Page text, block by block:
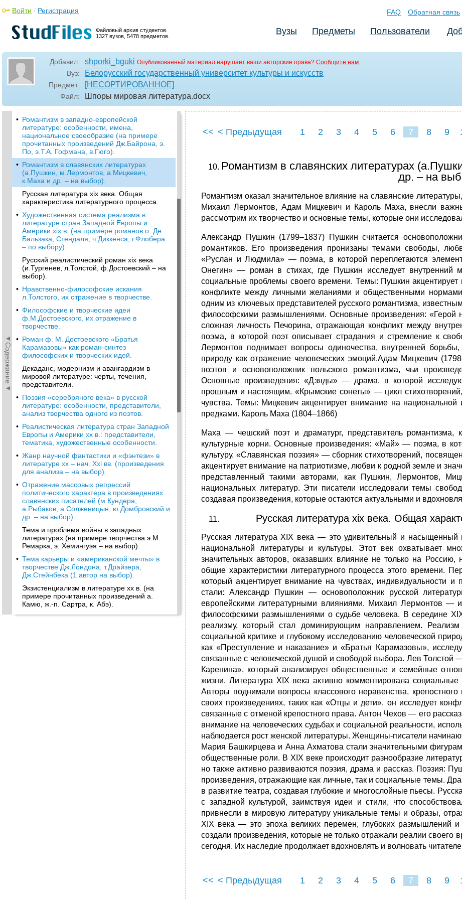
Файловый архив студентов.
1327 вузов, 5478 предметов.
Войти / Регистрация FAQ Обратная связь
Вузы Предметы Пользователи
Добавил: shporki_bguki Опубликованный материал нарушает ваши авторские права? Сообщите нам.
Вуз: Белорусский государственный университет культуры и искусств
Предмет: [НЕСОРТИРОВАННОЕ]
Файл: Шпоры мировая литература.docx
◄Содержание◄
представители, произведения (на примере
• Трагедии и комедии у. Шекспира. Анализ
пьесы «Гамлет».
• Классицизм как художественная система (на
примере произведений Расина, Мольера –
на выбор)
Эпоха Просвещения в западноевропейских
литературах: основные литературные
направления, имена, проблематика (на
примере прочитанного).
• Романтизм в западно-европейской
литературе: особенности, имена,
национальное своеобразие (на примере
прочитанных произведений Дж.Байрона, э.
По, э.Т.А. Гофмана, в.Гюго).
• Романтизм в славянских литературах
(а.Пушкин, м.Лермонтов, а.Мицкевич,
к.Маха и др. – на выбор).
Русская литература хіх века. Общая
характеристика литературного процесса.
• Художественная система реализма в
литературе стран Западной Европы и
Америки хіх в. (на примере романов о. Де
Бальзака, Стендаля, ч.Диккенса, г.Флобера
– по выбору).
Русский реалистический роман хіх века
(и.Тургенев, л.Толстой, ф.Достоевский – на
выбор).
• Нравственно-философские искания
л.Толстого, их отражение в творчестве.
• Философские и творческие идеи
ф.М.Достоевского, их отражение в
творчестве.
• Роман ф. М. Достоевского «Братья
Карамазовы» как роман-синтез
философских и творческих идей.
Декаданс, модернизм и авангардизм в
мировой литературе: черты, течения,
представители.
• Поэзия «серебряного века» в русской
литературе: особенности, представители,
анализ творчества одного из поэтов.
• Реалистическая литература стран Западной
Европы и Америки хх в.: представители,
тематика, художественные особенности.
• Жанр научной фантастики и «фэнтези» в
литературе хх – нач. Ххі вв. (произведения
для анализа – на выбор).
• Отражение массовых репрессий
политического характера в произведениях
славянских писателей (м.Кундера,
а.Рыбаков, а.Солженицын, ю.Домбровский и
др. – на выбор).
Тема и проблема войны в западных
литературах (на примере творчества э.М.
Ремарка, э. Хемингуэя – на выбор).
• Тема карьеры и «американской мечты» в
творчестве Дж.Лондона, т.Драйзера,
Дж.Стейнбека (1 автор на выбор).
Экзистенциализм в литературе хх в. (на
примере прочитанных произведений а.
Камю, ж.-п. Сартра, к. Абэ).
• Жанр романа-антиутопии в мировой
<< < Предыдущая 1 2 3 4 5 6 7 8 9
Романтизм в славянских литературах
др. – на
Романтизм оказал значительное влияние на славянские
Михаил Лермонтов, Адам Мицкевич и Кароль Маха, внесли
рассмотрим их творчество и основные темы, которые они
Александр Пушкин (1799–1837) Пушкин считается
романтиков. Его произведения пронизаны темами свободы,
«Руслан и Людмила» — поэма, в которой переплетаются
Онегин» — роман в стихах, где Пушкин исследует внутренний
социальные проблемы своего времени. Темы: Пушкин
конфликте между личными желаниями и общественными
одним из ключевых представителей русского романтизма,
философскими размышлениями. Основные произведения: «Герой
сложная личность Печорина, отражающая конфликт между
поэма, в которой поэт описывает страдания и стремление к
Лермонтов поднимает вопросы одиночества, внутренней
природу как отражение человеческих эмоций.Адам Мицкевич
поэтов и основоположник польского романтизма, чьи
Основные произведения: «Дзяды» — драма, в которой
прошлым и настоящим. «Крымские сонеты» — цикл
чувства. Темы: Мицкевич акцентирует внимание на
предками. Кароль Маха (1804–1866)
Маха — чешский поэт и драматург, представитель
культурные корни. Основные произведения: «Май» — поэма, в
культуру. «Славянская поэзия» — сборник стихотворений,
акцентирует внимание на патриотизме, любви к родной земле и
представленный такими авторами, как Пушкин, Лермонтов,
национальных литератур. Эти писатели исследовали темы
создавая произведения, которые остаются актуальными и
Русская литература хіх века. Общая
Русская литература XIX века — это удивительный и
национальной литературы и культуры. Этот век охватывает
значительных авторов, оказавших влияние не только на
общие характеристики литературного процесса этого времени.
который акцентирует внимание на чувствах, индивидуальности
стали: Александр Пушкин — основоположник русской
европейскими литературными влияниями. Михаил Лермонтов —
философскими размышлениями о судьбе человека. В середине
реализму, который стал доминирующим направлением.
социальной критике и глубокому исследованию человеческой
как «Преступление и наказание» и «Братья Карамазовы»,
связанные с человеческой душой и свободой выбора. Лев Толстой
Каренина», который анализирует общественные и семейные
жизни. Литература XIX века активно комментировала
Авторы поднимали вопросы классового неравенства,
своих произведениях, таких как «Отцы и дети», он исследует
связанные с отменой крепостного права. Антон Чехов — его
внимание на человеческих судьбах и социальной реальности,
наблюдается рост женской литературы. Женщины-писатели
Мария Башкирцева и Анна Ахматова стали значительными
общественные роли. В XIX веке происходит разнообразие
но также активно развиваются поэзия, драма и рассказ. Поэзия:
произведения, отражающие как личные, так и социальные темы.
в развитие театра, создавая глубокие и многослойные пьесы.
с западной культурой, заимствуя идеи и стили, что
привнесли в мировую литературу уникальные темы и образы,
XIX века — это эпоха великих перемен, глубоких размышлений
создали произведения, которые не только отражали реалии
сегодня. Их наследие продолжает вдохновлять и волновать
<< < Предыдущая 1 2 3 4 5 6 7 8 9